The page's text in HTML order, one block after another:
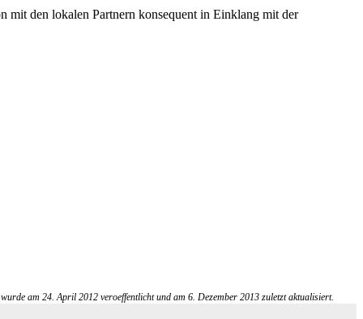
mit den lokalen Partnern konsequent in Einklang mit der
am 24. April 2012 veroeffentlicht und am 6. Dezember 2013 zuletzt aktualisiert.